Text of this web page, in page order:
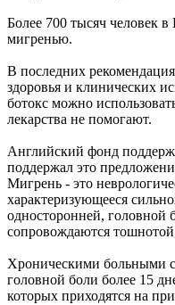
Более 700 тысяч человек
мигренью.
В последних
здоровья и клинических
ботокс можно
лекарства не помогают.
Английский фонд
поддержал это
Мигрень - это
характеризующееся
односторонней, головной
сопровождаются
Хроническими больными
головной боли более 15
которых приходятся на